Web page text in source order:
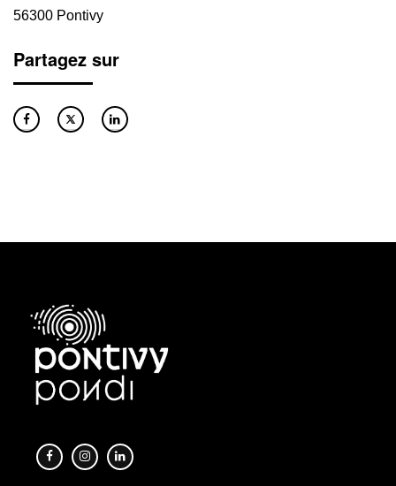
56300 Pontivy
Partagez sur